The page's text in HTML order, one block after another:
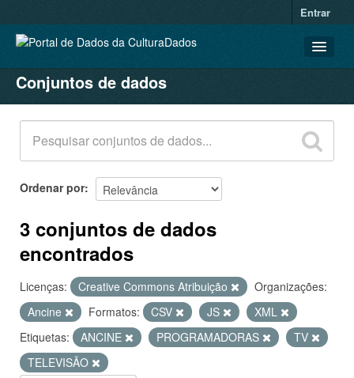
Entrar
CONJUNTOS DE DADOS
ORGANIZAÇÕES
GRUPOS
SOBRE
Conjuntos de dados
Ordenar por
3 conjuntos de dados
encontrados
Licenças: Creative Commons Atribuição
Organizações:
Ancine
Formatos: CSV JS
XML
Etiquetas:
ANCINE PROGRAMADORAS
TV
TELEVISÃO